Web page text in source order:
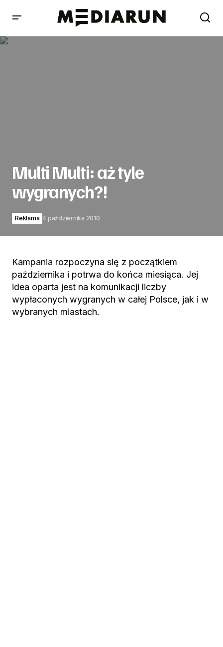
Multi Multi: aż tyle
wygranych?!
Reklama 4 października 2010
Kampania rozpoczyna się z początkiem
października i potrwa do końca miesiąca. Jej
idea oparta jest na komunikacji liczby
wypłaconych wygranych w całej Polsce, jak i w
wybranych miastach.